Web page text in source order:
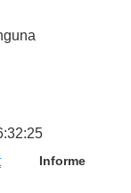
Informe